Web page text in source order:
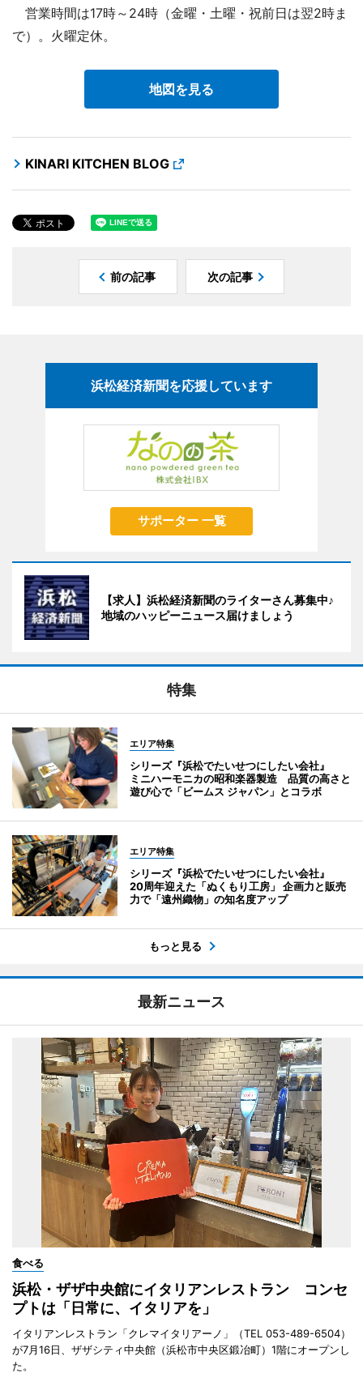
営業時間は17時～24時（金曜・土曜・祝前日は翌2時ま
で）。火曜定休。
地図を見る
KINARI KITCHEN BLOG
前の記事 次の記事
浜松経済新聞を応援しています
サポーター 一覧
【求人】浜松経済新聞のライターさん募集中♪
地域のハッピーニュース届けましょう
特集
エリア特集
シリーズ『浜松でたいせつにしたい会社』
ミニハーモニカの昭和楽器製造 品質の高さと
遊び心で「ビームス ジャパン」とコラボ
エリア特集
シリーズ『浜松でたいせつにしたい会社』
20周年迎えた「ぬくもり工房」 企画力と販売
力で「遠州織物」の知名度アップ
もっと見る
最新ニュース
食べる
浜松・ザザ中央館にイタリアンレストラン コンセ
プトは「日常に、イタリアを」
イタリアンレストラン「クレマイタリアーノ」（TEL 053-489-6504）
が7月16日、ザザシティ中央館（浜松市中央区鍛冶町）1階にオープンし
た。